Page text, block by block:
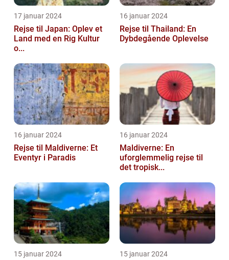
17 januar 2024
Rejse til Japan: Oplev et
Land med en Rig Kultur
o...
16 januar 2024
Rejse til Thailand: En
Dybdegående Oplevelse
16 januar 2024
Rejse til Maldiverne: Et
Eventyr i Paradis
16 januar 2024
Maldiverne: En
uforglemmelig rejse til
det tropisk...
15 januar 2024 15 januar 2024